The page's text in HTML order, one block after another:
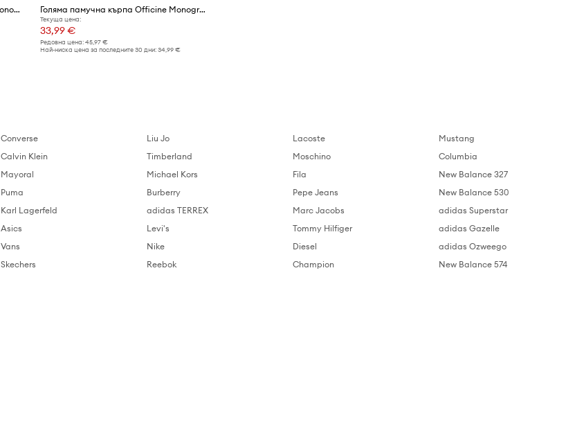
Средна памучна кърпа Officine Monogram Monogram Linea 100 x 160 cm Голяма памучна кърпа Officine Monogram Monogram Linea 70 x 140 cm
Текуща цена:
33,99 €
Редовна цена: 45,97 €
Най-ниска цена за последните 30 дни: 34,99 €
Converse
Calvin Klein
Mayoral
Puma
Karl Lagerfeld
Asics
Vans
Skechers
Liu Jo
Timberland
Michael Kors
Burberry
adidas TERREX
Levi's
Nike
Reebok
Lacoste
Moschino
Fila
Pepe Jeans
Marc Jacobs
Tommy Hilfiger
Diesel
Champion
Mustang
Columbia
New Balance 327
New Balance 530
adidas Superstar
adidas Gazelle
adidas Ozweego
New Balance 574